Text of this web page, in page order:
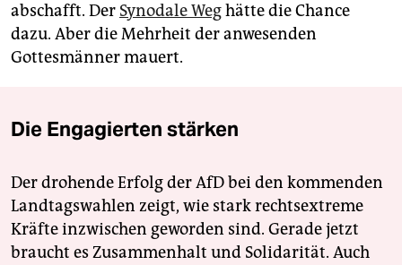
abschafft. Der Synodale Weghätte die Chance
dazu. Aber die Mehrheit der anwesenden
Gottesmänner mauert.
Die Engagierten stärken
Der drohende Erfolg der AfD bei den kommenden
Landtagswahlen zeigt, wie stark rechtsextreme
Kräfte inzwischen geworden sind. Gerade jetzt
braucht es Zusammenhalt und Solidarität. Auch